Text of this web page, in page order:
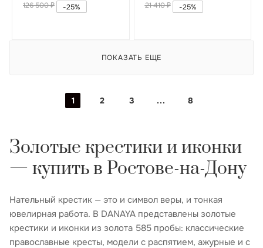
126 500₽ -25% 21 410₽ -25%
ПОКАЗАТЬ ЕЩЕ
1 2 3 8
Золотые крестики и иконки
— купить в Ростове-на-Дону
Нательный крестик — это и символ веры, и тонкая
ювелирная работа. В DANAYA представлены золотые
крестики и иконки из золота 585 пробы: классические
православные кресты, модели с распятием, ажурные и с